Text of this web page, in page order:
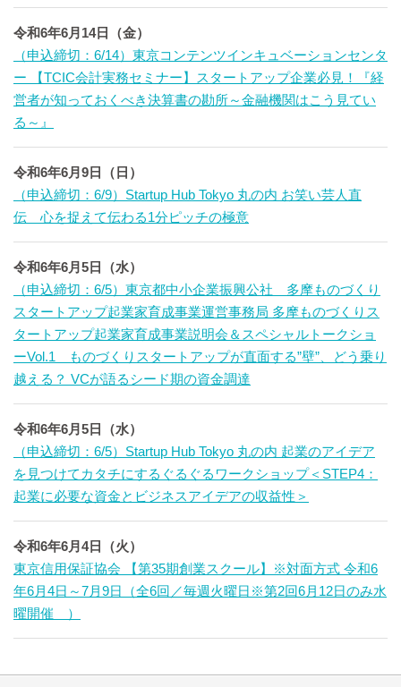
令和6年6月14日（金）
（申込締切：6/14）東京コンテンツインキュベーションセンタ
ー 【TCIC会計実務セミナー】スタートアップ企業必見！『経
営者が知っておくべき決算書の勘所～金融機関はこう見てい
る～』
令和6年6月9日（日）
（申込締切：6/9）Startup Hub Tokyo 丸の内 お笑い芸人直
伝 心を捉えて伝わる1分ピッチの極意
令和6年6月5日（水）
（申込締切：6/5）東京都中小企業振興公社 多摩ものづくり
スタートアップ起業家育成事業運営事務局 多摩ものづくりス
タートアップ起業家育成事業説明会＆スペシャルトークショ
ーVol.1 ものづくりスタートアップが直面する”壁”、どう乗り
越える？ VCが語るシード期の資金調達
令和6年6月5日（水）
（申込締切：6/5）Startup Hub Tokyo 丸の内 起業のアイデア
を見つけてカタチにするぐるぐるワークショップ＜STEP4：
起業に必要な資金とビジネスアイデアの収益性＞
令和6年6月4日（火）
東京信用保証協会 【第35期創業スクール】※対面方式 令和6
年6月4日～7月9日（全6回／毎週火曜日※第2回6月12日のみ水
曜開催 ）